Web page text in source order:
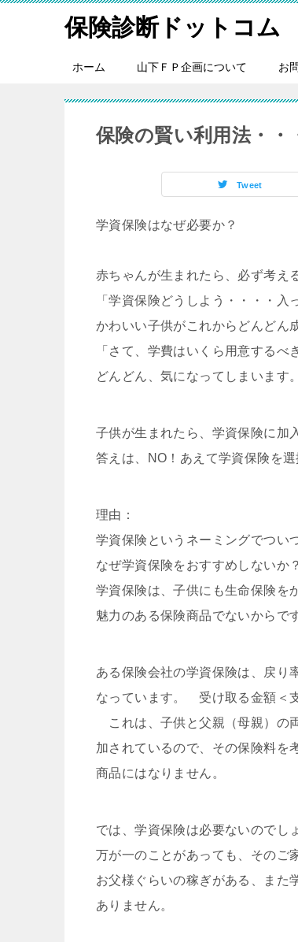
保険診断ドットコム
ホーム 山下ＦＰ企画について お
保険の賢い利用法・・
Tweet
学資保険はなぜ必要か？
赤ちゃんが生まれたら、必ず考え
「学資保険どうしよう・・・・入
かわいい子供がこれからどんどん
「さて、学費はいくら用意するべ
どんどん、気になってしまいます。
子供が生まれたら、学資保険に加
答えは、NO！あえて学資保険を選
理由：
学資保険というネーミングでつい
なぜ学資保険をおすすめしないか
学資保険は、子供にも生命保険を
魅力のある保険商品でないからで
ある保険会社の学資保険は、戻り
なっています。 受け取る金額＜
これは、子供と父親（母親）の
加されているので、その保険料を
商品にはなりません。
では、学資保険は必要ないのでし
万が一のことがあっても、そのご
お父様ぐらいの稼ぎがある、また
ありません。